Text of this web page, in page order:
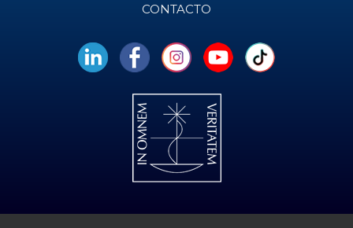
CONTACTO